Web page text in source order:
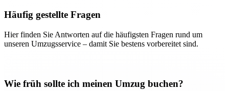
Häufig gestellte Fragen
Hier finden Sie Antworten auf die häufigsten Fragen rund um
unseren Umzugsservice – damit Sie bestens vorbereitet sind.
Wie früh sollte ich meinen Umzug buchen?